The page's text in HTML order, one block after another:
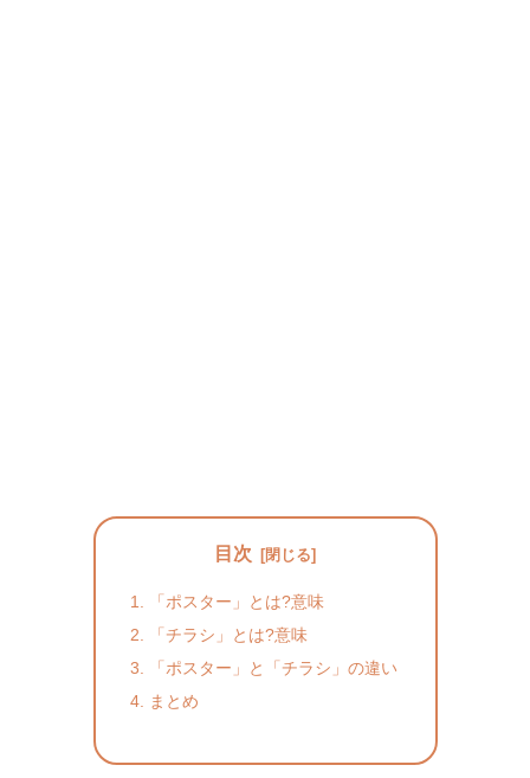
目次
「ポスター」とは?意味
「チラシ」とは?意味
「ポスター」と「チラシ」の違い
まとめ